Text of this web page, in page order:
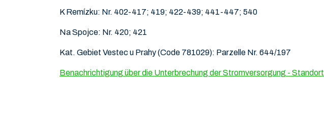
K Remízku: Nr. 402-417; 419; 422-439; 441-447; 540
Na Spojce: Nr. 420; 421
Kat. Gebiet Vestec u Prahy (Code 781029): Parzelle Nr. 644/197
Benachrichtigung über die Unterbrechung der Stromversorgung - Standort